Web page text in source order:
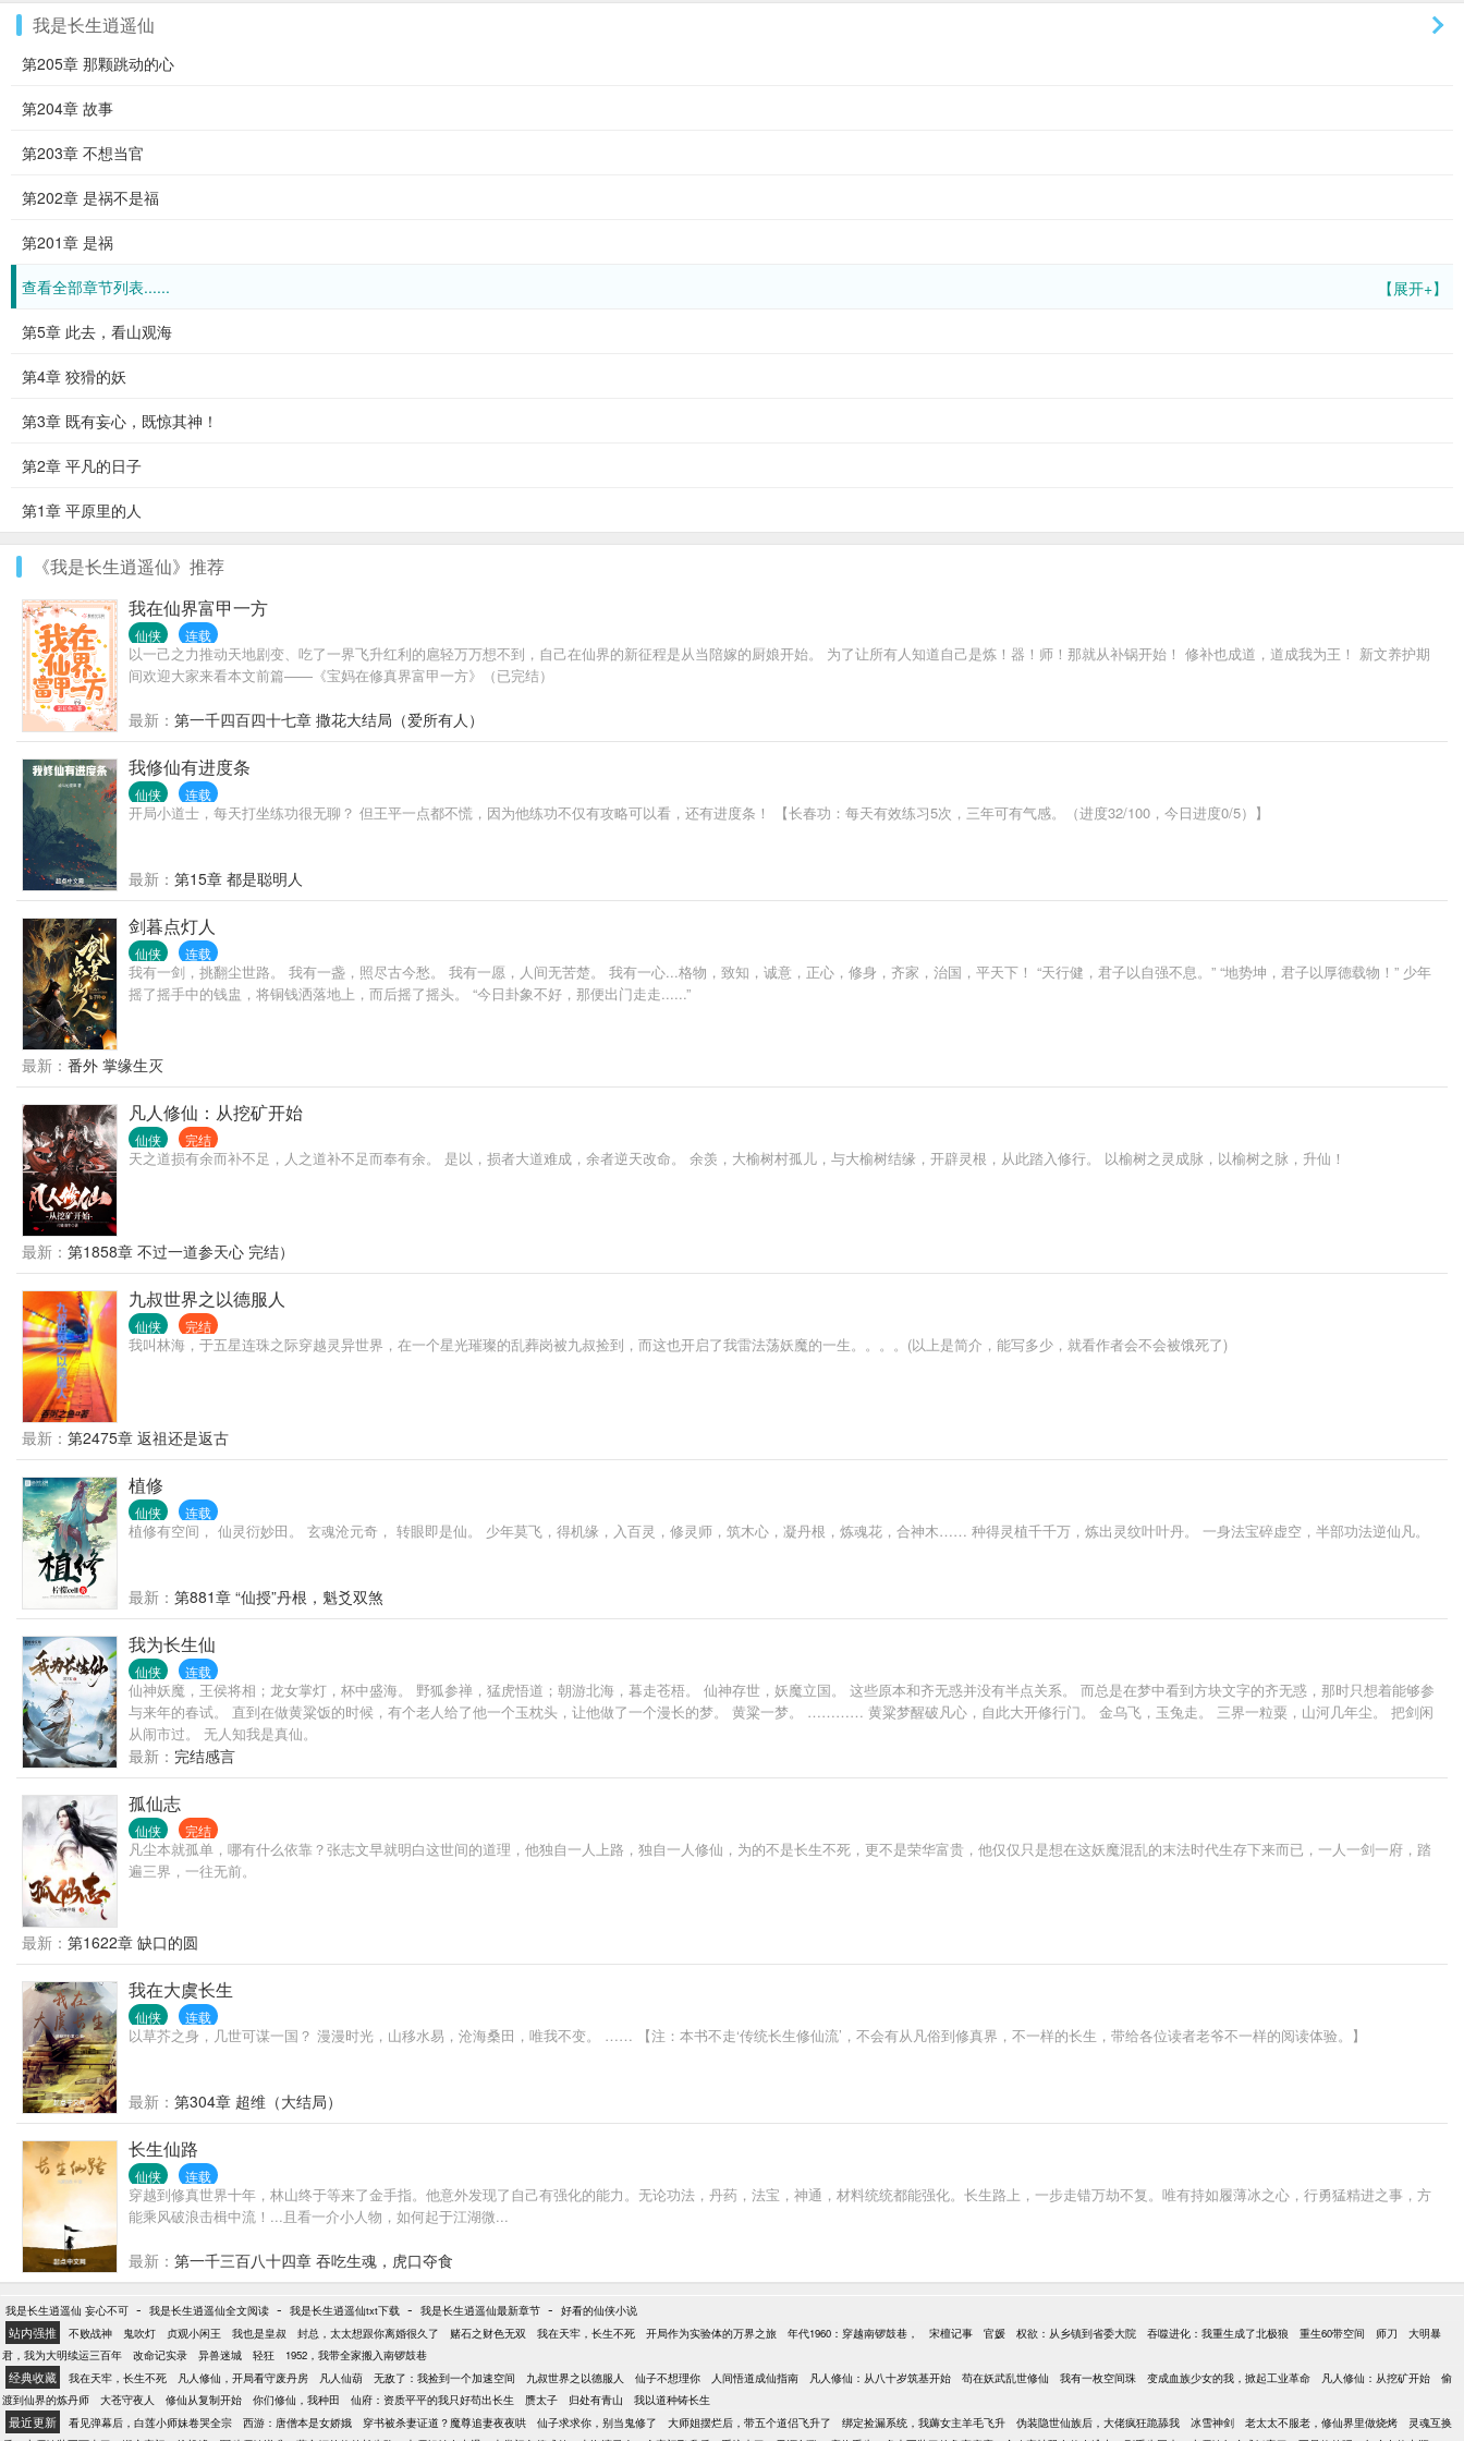
我是长生逍遥仙
第205章 那颗跳动的心
第204章 故事
第203章 不想当官
第202章 是祸不是福
第201章 是祸
【展开+】
查看全部章节列表......
第5章 此去，看山观海
第4章 狡猾的妖
第3章 既有妄心，既惊其神！
第2章 平凡的日子
第1章 平原里的人
《我是长生逍遥仙》推荐
我在仙界富甲一方
仙侠 连载
以一己之力推动天地剧变、吃了一界飞升红利的扈轻万万想不到，自己在仙界的新征程是从当陪嫁的厨娘开始。 为了让所有人知道自己是炼！器！师！那就从补锅开始！ 修补也成道，道成我为王！ 新文养护期
间欢迎大家来看本文前篇——《宝妈在修真界富甲一方》（已完结）
最新： 第一千四百四十七章 撒花大结局（爱所有人）
我修仙有进度条
仙侠 连载
开局小道士，每天打坐练功很无聊？ 但王平一点都不慌，因为他练功不仅有攻略可以看，还有进度条！ 【长春功：每天有效练习5次，三年可有气感。（进度32/100，今日进度0/5）】
最新： 第15章 都是聪明人
剑暮点灯人
仙侠 连载
我有一剑，挑翻尘世路。 我有一盏，照尽古今愁。 我有一愿，人间无苦楚。 我有一心...格物，致知，诚意，正心，修身，齐家，治国，平天下！ “天行健，君子以自强不息。” “地势坤，君子以厚德载物！” 少年
摇了摇手中的钱盅，将铜钱洒落地上，而后摇了摇头。 “今日卦象不好，那便出门走走......”
最新： 番外 掌缘生灭
凡人修仙：从挖矿开始
仙侠 完结
天之道损有余而补不足，人之道补不足而奉有余。 是以，损者大道难成，余者逆天改命。 余羡，大榆树村孤儿，与大榆树结缘，开辟灵根，从此踏入修行。 以榆树之灵成脉，以榆树之脉，升仙！
最新： 第1858章 不过一道参天心 完结）
九叔世界之以德服人
仙侠 完结
我叫林海，于五星连珠之际穿越灵异世界，在一个星光璀璨的乱葬岗被九叔捡到，而这也开启了我雷法荡妖魔的一生。。。。(以上是简介，能写多少，就看作者会不会被饿死了)
最新： 第2475章 返祖还是返古
植修
仙侠 连载
植修有空间， 仙灵衍妙田。 玄魂沧元奇， 转眼即是仙。 少年莫飞，得机缘，入百灵，修灵师，筑木心，凝丹根，炼魂花，合神木…… 种得灵植千千万，炼出灵纹叶叶丹。 一身法宝碎虚空，半部功法逆仙凡。
最新： 第881章 “仙授”丹根，魁爻双煞
我为长生仙
仙侠 连载
仙神妖魔，王侯将相；龙女掌灯，杯中盛海。 野狐参禅，猛虎悟道；朝游北海，暮走苍梧。 仙神存世，妖魔立国。 这些原本和齐无惑并没有半点关系。 而总是在梦中看到方块文字的齐无惑，那时只想着能够参
与来年的春试。 直到在做黄粱饭的时候，有个老人给了他一个玉枕头，让他做了一个漫长的梦。 黄粱一梦。 ………… 黄粱梦醒破凡心，自此大开修行门。 金乌飞，玉兔走。 三界一粒粟，山河几年尘。 把剑闲
从闹市过。 无人知我是真仙。
最新： 完结感言
孤仙志
仙侠 完结
凡尘本就孤单，哪有什么依靠？张志文早就明白这世间的道理，他独自一人上路，独自一人修仙，为的不是长生不死，更不是荣华富贵，他仅仅只是想在这妖魔混乱的末法时代生存下来而已，一人一剑一府，踏
遍三界，一往无前。
最新： 第1622章 缺口的圆
我在大虞长生
仙侠 连载
以草芥之身，几世可谋一国？ 漫漫时光，山移水易，沧海桑田，唯我不变。 …… 【注：本书不走‘传统长生修仙流’，不会有从凡俗到修真界，不一样的长生，带给各位读者老爷不一样的阅读体验。】
最新： 第304章 超维（大结局）
长生仙路
仙侠 连载
穿越到修真世界十年，林山终于等来了金手指。他意外发现了自己有强化的能力。无论功法，丹药，法宝，神通，材料统统都能强化。长生路上，一步走错万劫不复。唯有持如履薄冰之心，行勇猛精进之事，方
能乘风破浪击楫中流！...且看一介小人物，如何起于江湖微...
最新： 第一千三百八十四章 吞吃生魂，虎口夺食
我是长生逍遥仙 妄心不可 - 我是长生逍遥仙全文阅读 - 我是长生逍遥仙txt下载 - 我是长生逍遥仙最新章节 - 好看的仙侠小说
站内强推 不败战神 鬼吹灯 贞观小闲王 我也是皇叔 封总，太太想跟你离婚很久了 赌石之财色无双 我在天牢，长生不死 开局作为实验体的万界之旅 年代1960：穿越南锣鼓巷， 宋檀记事 官媛 权欲：从乡镇到省委大院 吞噬进化：我重生成了北极狼 重生60带空间 师刀
大明暴
君，我为大明续运三百年
改命记实录 异兽迷城 轻狂 1952，我带全家搬入南锣鼓巷
经典收藏 我在天牢，长生不死 凡人修仙，开局看守废丹房 凡人仙葫 无敌了：我捡到一个加速空间 九叔世界之以德服人 仙子不想理你 人间悟道成仙指南 凡人修仙：从八十岁筑基开始 苟在妖武乱世修仙 我有一枚空间珠 变成血族少女的我，掀起工业革命 凡人修仙：从挖矿开始
偷
渡到仙界的炼丹师
大苍守夜人 修仙从复制开始 你们修仙，我种田 仙府：资质平平的我只好苟出长生 赝太子 归处有青山 我以道种铸长生
最近更新 看见弹幕后，白莲小师妹卷哭全宗 西游：唐僧本是女娇娥 穿书被杀妻证道？魔尊追妻夜夜哄 仙子求求你，别当鬼修了 大师姐摆烂后，带五个道侣飞升了 绑定捡漏系统，我薅女主羊毛飞升 伪装隐世仙族后，大佬疯狂跪舔我 冰雪神剑 老太太不服老，修仙界里做烧烤
灵魂互换